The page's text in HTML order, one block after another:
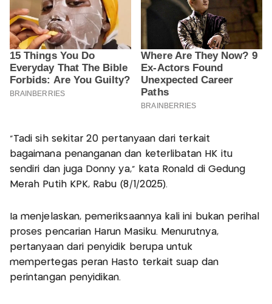
"Tadi sih sekitar 20 pertanyaan dari terkait
bagaimana penanganan dan keterlibatan HK itu
sendiri dan juga Donny ya," kata Ronald di Gedung
Merah Putih KPK, Rabu (8/1/2025).
Ia menjelaskan, pemeriksaannya kali ini bukan perihal
proses pencarian Harun Masiku. Menurutnya,
pertanyaan dari penyidik berupa untuk
mempertegas peran Hasto terkait suap dan
perintangan penyidikan.